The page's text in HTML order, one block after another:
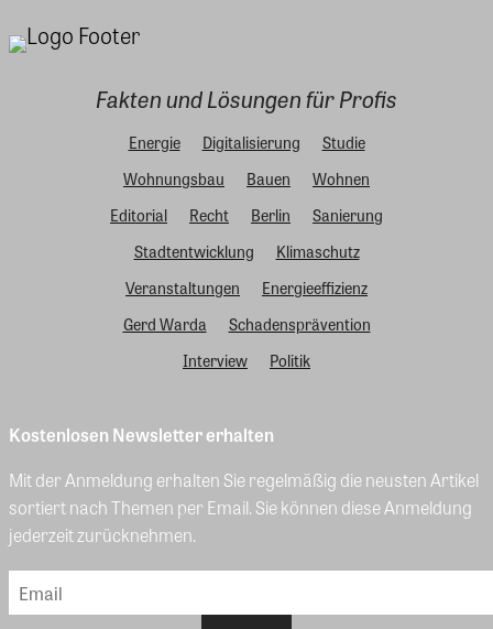
Fakten und Lösungen für Profis
Energie Digitalisierung
Studie
Wohnungsbau
Bauen
Wohnen
Editorial
Recht Berlin
Sanierung
Stadtentwicklung
Klimaschutz
Veranstaltungen
Energieeffizienz
Gerd Warda
Schadensprävention
Interview
Politik
Kostenlosen Newsletter erhalten
Mit der Anmeldung erhalten Sie regelmäßig die neusten Artikel
sortiert nach Themen per Email. Sie können diese Anmeldung
jederzeit zurücknehmen.